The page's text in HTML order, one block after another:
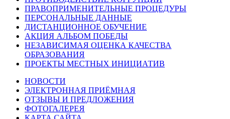
ПРАВОПРИМЕНИТЕЛЬНЫЕ ПРОЦЕДУРЫ
ПЕРСОНАЛЬНЫЕ ДАННЫЕ
ДИСТАНЦИОННОЕ ОБУЧЕНИЕ
АКЦИЯ АЛЬБОМ ПОБЕДЫ
НЕЗАВИСИМАЯ ОЦЕНКА КАЧЕСТВА
ОБРАЗОВАНИЯ
ПРОЕКТЫ МЕСТНЫХ ИНИЦИАТИВ
НОВОСТИ
ЭЛЕКТРОННАЯ ПРИЁМНАЯ
ОТЗЫВЫ И ПРЕДЛОЖЕНИЯ
ФОТОГАЛЕРЕЯ